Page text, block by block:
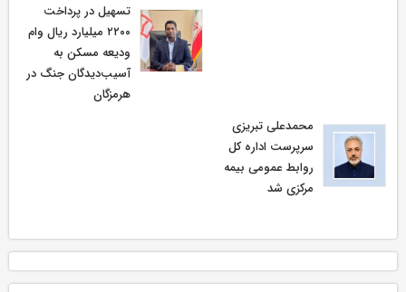
تسهیل در پرداخت
۲۲۰۰ میلیارد ریال وام
ودیعه مسکن به
آسیب‌دیدگان جنگ در
هرمزگان
محمدعلی تبریزی
سرپرست اداره كل
روابط عمومی بیمه
مركزی شد